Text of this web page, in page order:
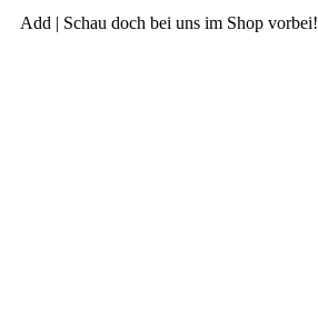
Add | Schau doch bei uns im Shop vorbei!